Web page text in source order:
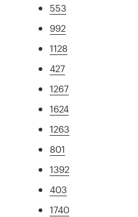
553
992
1128
427
1267
1624
1263
801
1392
403
1740